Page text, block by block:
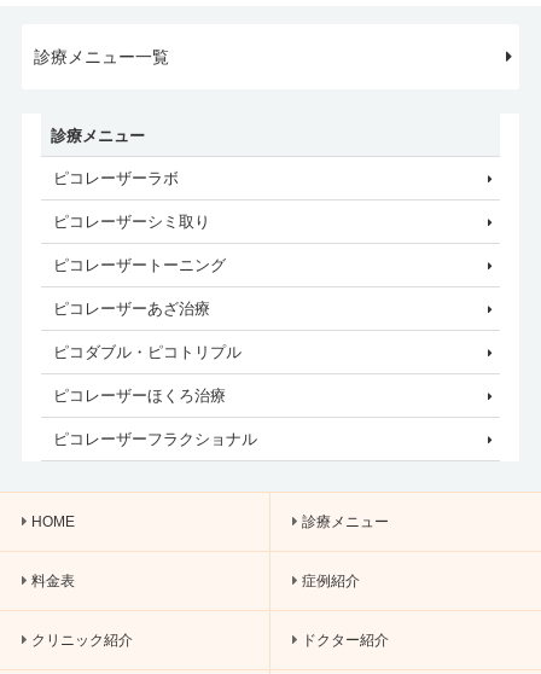
診療メニュー一覧
診療メニュー
ピコレーザーラボ
ピコレーザーシミ取り
ピコレーザートーニング
ピコレーザーあざ治療
ピコダブル・ピコトリプル
ピコレーザーほくろ治療
ピコレーザーフラクショナル
HOME 診療メニュー
料金表 症例紹介
クリニック紹介 ドクター紹介